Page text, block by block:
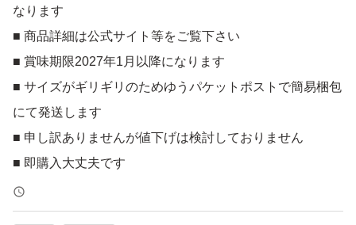
なります
■ 商品詳細は公式サイト等をご覧下さい
■ 賞味期限2027年1月以降になります
■ サイズがギリギリのためゆうパケットポストで簡易梱包
にて発送します
■ 申し訳ありませんが値下げは検討しておりません
■ 即購入大丈夫です